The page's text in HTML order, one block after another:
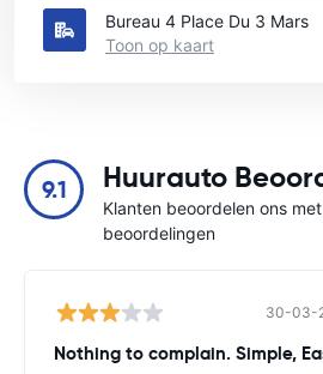
Bureau 4 Place Du 3 Mars
Toon op kaart
9.1 Huurauto
Klanten beoordelen ons
beoordelingen
30-03-
Nothing to complain. Simple,